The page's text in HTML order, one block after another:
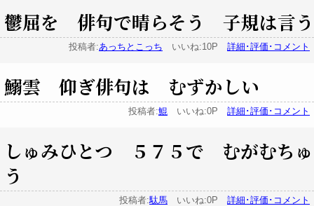
鬱屈を 俳句で晴らそう 子規は言う
投稿者:あっちとこっち いいね:10P 詳細･評価･コメント
鰯雲 仰ぎ俳句は むずかしい
投稿者:鯤 いいね:0P 詳細･評価･コメント
しゅみひとつ ５７５で むがむちゅ
う
投稿者:駄馬 いいね:0P 詳細･評価･コメント